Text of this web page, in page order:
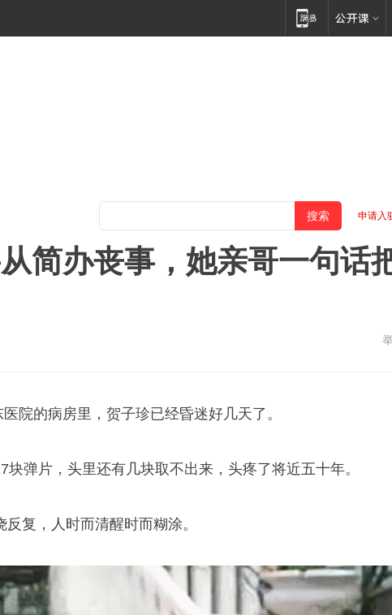
申请入
简办丧事，她亲哥一句话
院的病房里，贺子珍已经昏迷好几天了。
块弹片，头里还有几块取不出来，头疼了将近五十年。
复，人时而清醒时而糊涂。